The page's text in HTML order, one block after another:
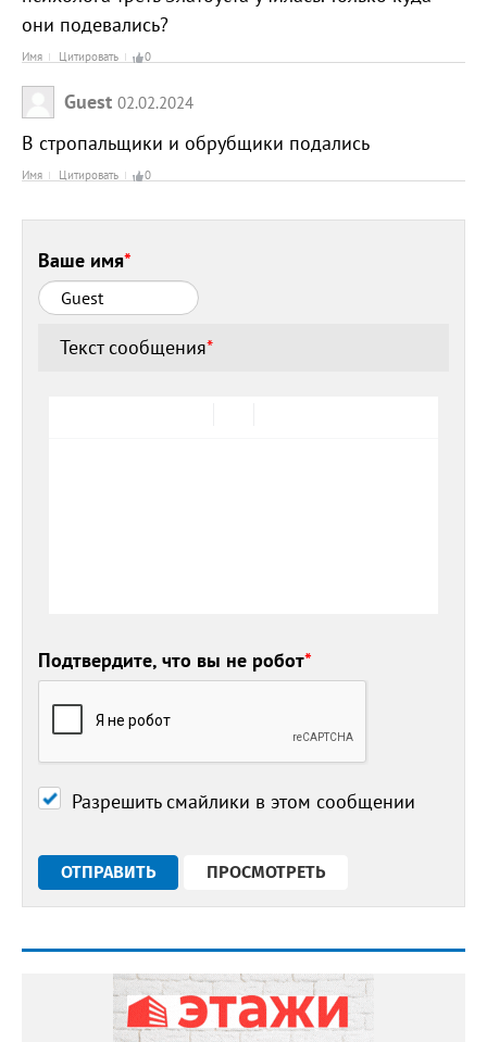
они подевались?
Имя Цитировать 0
Guest 02.02.2024
В стропальщики и обрубщики подались
Имя Цитировать 0
Ваше имя*
Текст сообщения*
Подтвердите, что вы не робот*
Разрешить смайлики в этом сообщении